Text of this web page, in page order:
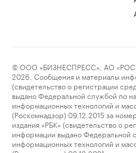
© ООО «БИЗНЕСПРЕСС», АО
2026. Сообщения и материалы
(свидетельство о регистрации
выдано Федеральной службой по
информационных технологий и
(Роскомнадзор) 09.12.2015 за
издания «РБК» (свидетельство о
информации выдано Федеральной
информационных технологий и